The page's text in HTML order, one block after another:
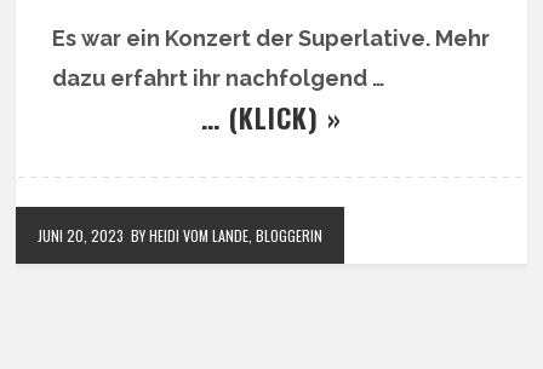
Es war ein Konzert der Superlative. Mehr
dazu erfahrt ihr nachfolgend …
… (KLICK) »
JUNI 20, 2023 BY HEIDI VOM LANDE, BLOGGERIN